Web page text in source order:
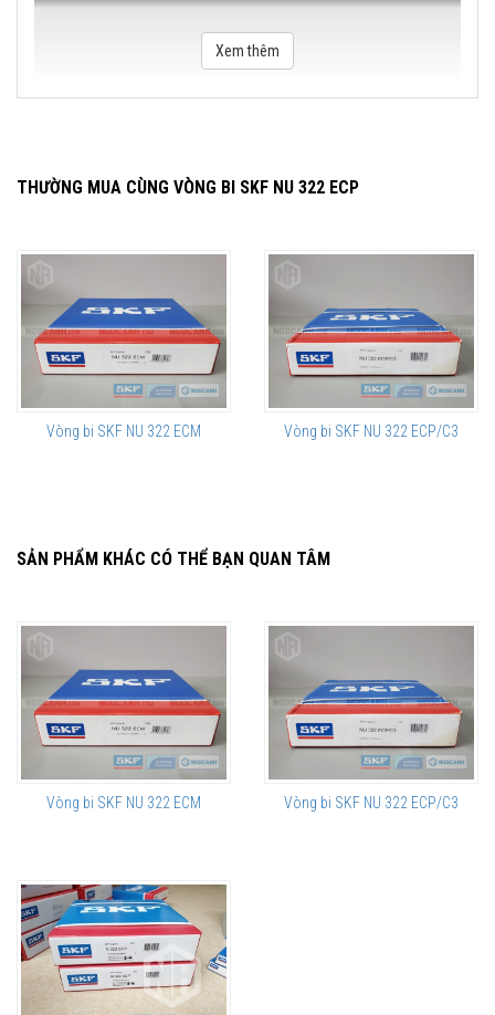
Xem thêm
THƯỜNG MUA CÙNG VÒNG BI SKF NU 322 ECP
Vòng bi SKF NU 322 ECM Vòng bi SKF NU 322 ECP/C3
SẢN PHẨM KHÁC CÓ THỂ BẠN QUAN TÂM
Vòng bi SKF NU 322 ECM Vòng bi SKF NU 322 ECP/C3